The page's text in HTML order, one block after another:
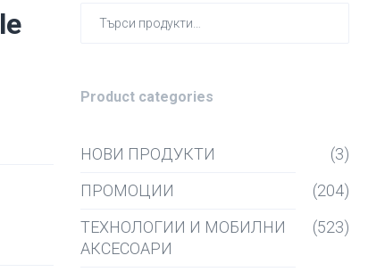
Product categories
НОВИ ПРОДУКТИ
(3)
ПРОМОЦИИ
(204)
ТЕХНОЛОГИИ И МОБИЛНИ
АКСЕСОАРИ
(523)